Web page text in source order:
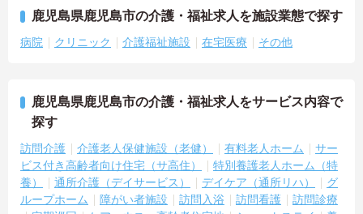
鹿児島県鹿児島市の介護・福祉求人を施設業態で探す
病院 クリニック 介護福祉施設 在宅医療 その他
鹿児島県鹿児島市の介護・福祉求人をサービス内容で
探す
訪問介護 介護老人保健施設（老健） 有料老人ホーム
サー
ビス付き高齢者向け住宅（サ高住）
特別養護老人ホーム（特
養）
通所介護（デイサービス） デイケア（通所リハ）
グ
ループホーム
障がい者施設 訪問入浴 訪問看護
訪問診療